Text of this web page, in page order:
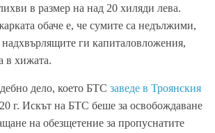
в размер на над 20 хиляди лева.
обаче е, че сумите са недължими,
ги капиталовложения,
в хижата.
дело, което БТС заведе в Троянския
г. Искът на БТС беше за освобождаване
на обезщетение за пропуснатите